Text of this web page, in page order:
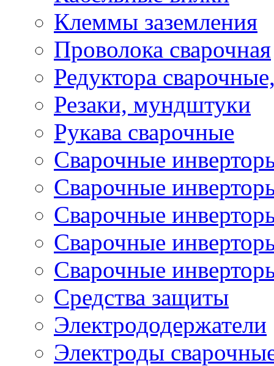
Клеммы заземления
Проволока сварочная
Редуктора
Резаки, мундштуки
Рукава сварочные
Сварочные
Сварочные
Сварочные
Сварочные
Сварочные
Средства защиты
Электрододержатели
Электроды